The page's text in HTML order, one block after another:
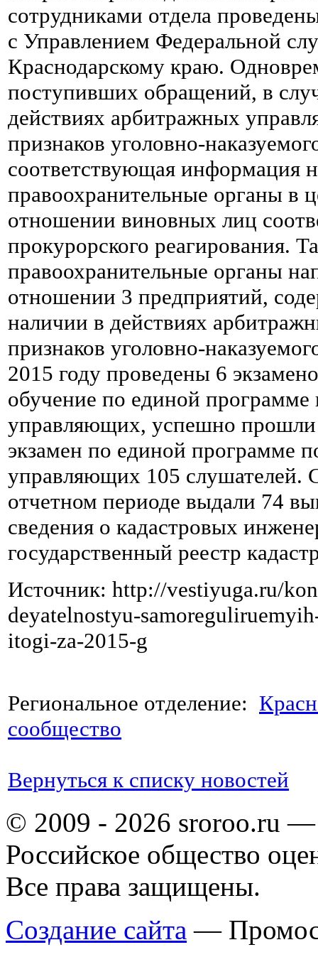
сотрудниками отдела
с Управлением Федеральной
Краснодарскому краю.
поступивших обращений, в
действиях арбитражных
признаков уголовно-
соответствующая информация
правоохранительные органы в
отношении виновных лиц
прокурорского реагирования.
правоохранительные органы
отношении 3 предприятий,
наличии в действиях
признаков уголовно-
2015 году проведены 6
обучение по единой
управляющих, успешно прошли
экзамен по единой программе
управляющих 105 слушателей.
отчетном периоде выдали 74
сведения о кадастровых
государственный реестр
Источник: http://vestiyuga.ru/
deyatelnostyu-
itogi-za-2015-g
Региональное отделение:
сообщество
Вернуться к списку новостей
© 2009 - 2026 sroroo.ru —
Российское общество
Все права защищены.
Создание сайта —